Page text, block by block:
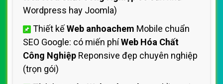
Wordpress hay Joomla)
Thiết kếWeb anhoachem Mobile chuẩn
SEO Google: có miến phíWeb Hóa Chất
Công Nghiệp Reponsive đẹp chuyên nghiệp
(trọn gói)